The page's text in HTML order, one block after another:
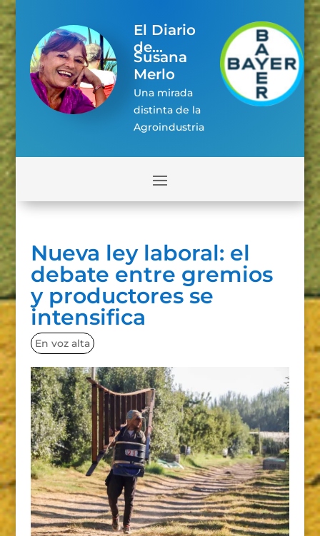
El Diario
de...
Susana
Merlo
Una mirada
distinta de la
Agroindustria
Nueva ley laboral: el
debate entre gremios
y productores se
intensifica
En voz alta